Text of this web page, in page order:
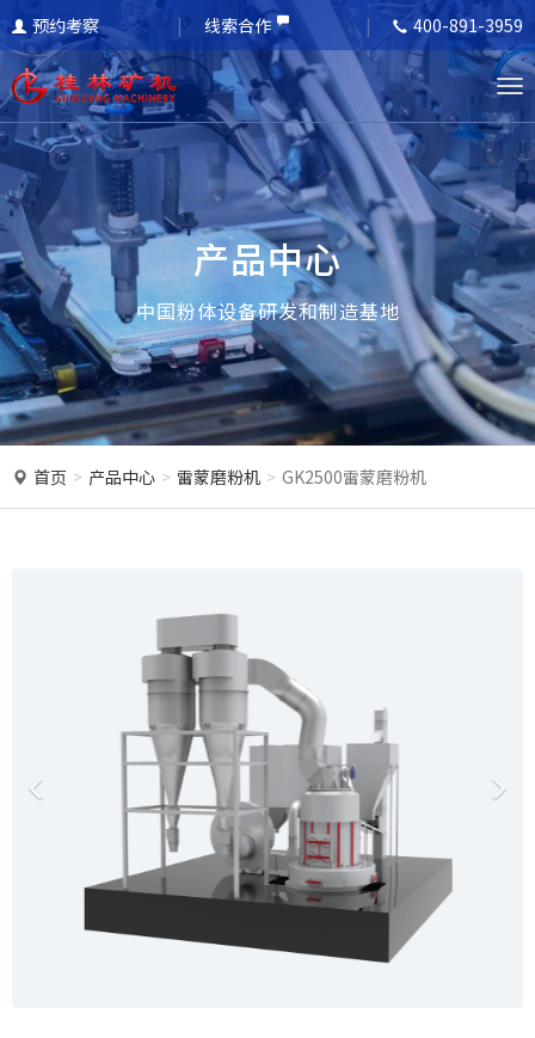
预约考察 线索合作 400-891-3959
T
o
g
g
l
e
n
a
v
i
g
产品中心
中国粉体设备研发和制造基地
首页 产品中心 雷蒙磨粉机 GK2500雷蒙磨粉机
o